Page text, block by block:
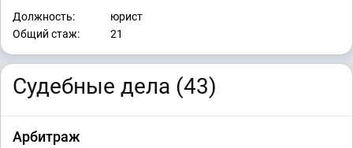
Должность:
юрист
Общий стаж:
21
Судебные дела (43)
Арбитраж